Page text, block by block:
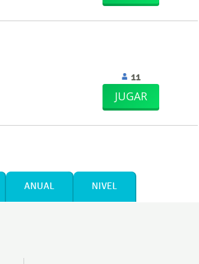
11
JUGAR
ANUAL NIVEL